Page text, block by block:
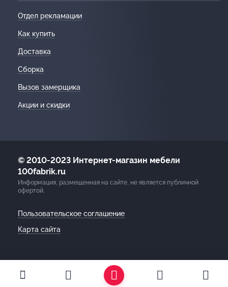
Отдел рекламации
Как купить
Доставка
Сборка
Вызов замерщика
Акции и скидки
© 2010-2023 Интернет-магазин мебели
100fabrik.ru
Информация, размещенная на сайте, не является публичной
офертой.
Пользовательское соглашение
Карта сайта